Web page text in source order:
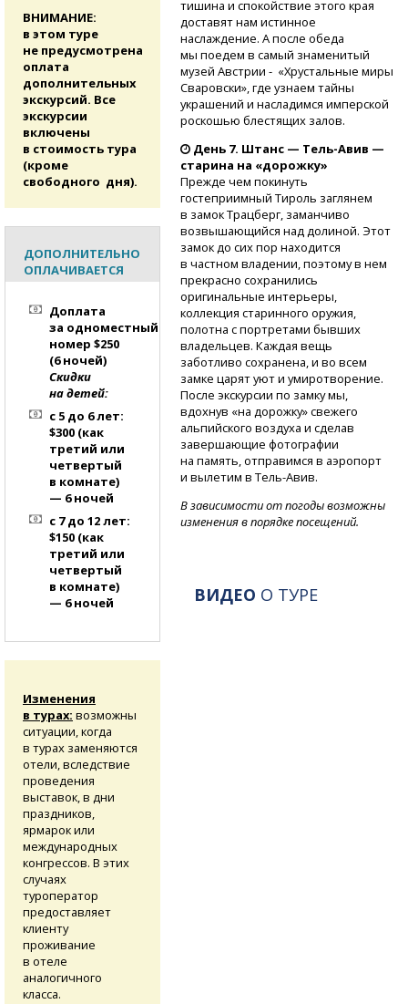
тишина и спокойствие этого края
доставят нам истинное
наслаждение. А после обеда
мы поедем в самый знаменитый
музей Австрии - «Хрустальные миры
Сваровски», где узнаем тайны
украшений и насладимся имперской
роскошью блестящих залов.
День 7. Штанс — Тель-Авив —
старина на «дорожку»
Прежде чем покинуть
гостеприимный Тироль заглянем
в замок Трацберг, заманчиво
возвышающийся над долиной. Этот
замок до сих пор находится
в частном владении, поэтому в нем
прекрасно сохранились
оригинальные интерьеры,
коллекция старинного оружия,
полотна с портретами бывших
владельцев. Каждая вещь
заботливо сохранена, и во всем
замке царят уют и умиротворение.
После экскурсии по замку мы,
вдохнув «на дорожку» свежего
альпийского воздуха и сделав
завершающие фотографии
на память, отправимся в аэропорт
и вылетим в Тель-Авив.
В зависимости от погоды возможны
изменения в порядке посещений.
ВИДЕО О ТУРЕ
ВНИМАНИЕ:
в этом туре
не предусмотрена
оплата
дополнительных
экскурсий. Все
экскурсии
включены
в стоимость тура
(кроме
свободного дня).
ДОПОЛНИТЕЛЬНО
ОПЛАЧИВАЕТСЯ
Доплата
за одноместный
номер $250
(6 ночей)
Скидки
на детей:
с 5 до 6 лет:
$300 (как
третий или
четвертый
в комнате)
— 6 ночей
с 7 до 12 лет:
$150 (как
третий или
четвертый
в комнате)
— 6 ночей
Изменения
в турах: возможны
ситуации, когда
в турах заменяются
отели, вследствие
проведения
выставок, в дни
праздников,
ярмарок или
международных
конгрессов. В этих
случаях
туроператор
предоставляет
клиенту
проживание
в отеле
аналогичного
класса.